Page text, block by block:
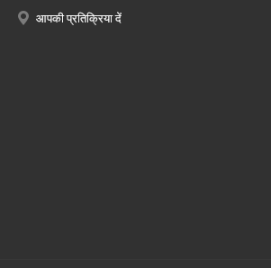
आपकी प्रतिक्रिया दें